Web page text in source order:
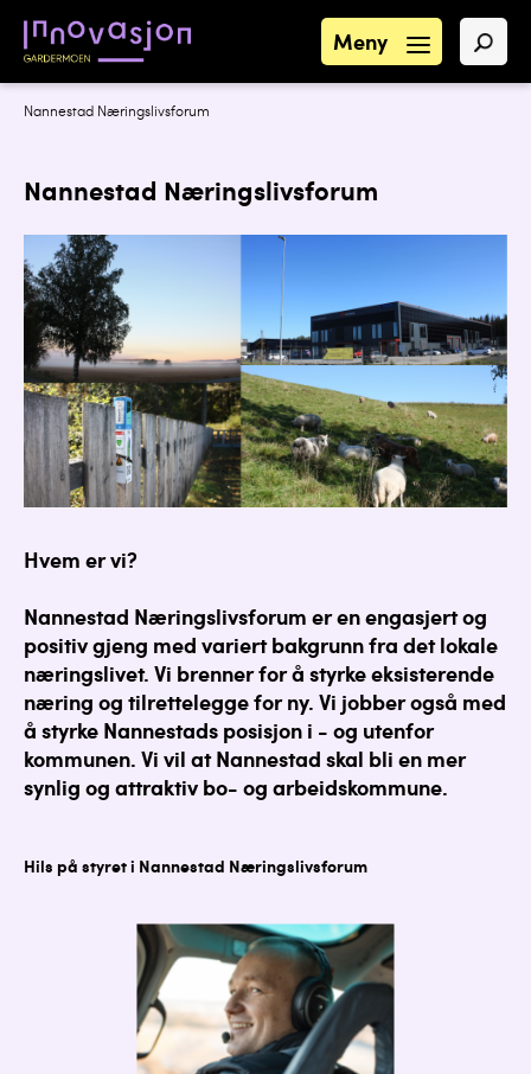
Meny
Nannestad Næringslivsforum
Nannestad Næringslivsforum
Hvem er vi?
Nannestad Næringslivsforum er en engasjert og
positiv gjeng med variert bakgrunn fra det lokale
næringslivet. Vi brenner for å styrke eksisterende
næring og tilrettelegge for ny. Vi jobber også med
å styrke Nannestads posisjon i - og utenfor
kommunen. Vi vil at Nannestad skal bli en mer
synlig og attraktiv bo- og arbeidskommune.
Hils på styret i Nannestad Næringslivsforum